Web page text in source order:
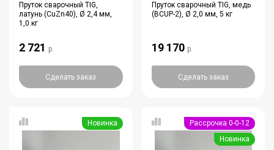
Пруток сварочный TIG,
латунь (CuZn40), Ø 2,4 мм,
1,0 кг
2 721 р.
Сделать заказ
Пруток сварочный TIG, медь
(BCUP-2), Ø 2,0 мм, 5 кг
19 170 р.
Сделать заказ
Новинка
Рассрочка 0-0-12
Новинка